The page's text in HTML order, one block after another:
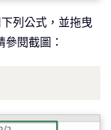
列公式，並拖曳
閱截圖：